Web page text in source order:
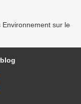
Environnement sur le